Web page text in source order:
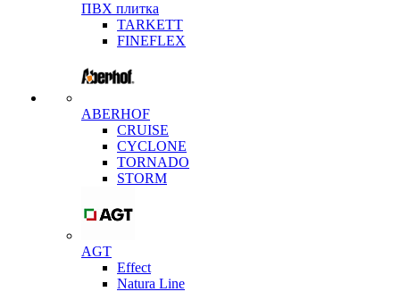
ПВХ плитка
TARKETT
FINEFLEX
ABERHOF
CRUISE
CYCLONE
TORNADO
STORM
AGT
Effect
Natura Line